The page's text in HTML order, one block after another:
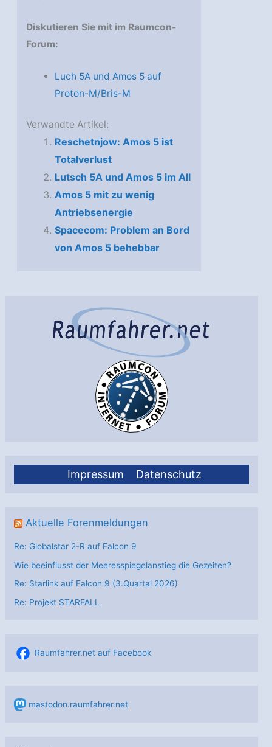
Impressum Datenschutz
Aktuelle Forenmeldungen
Re: Globalstar 2-R auf Falcon 9
Wie beeinflusst der Meeresspiegelanstieg die Gezeiten?
Re: Starlink auf Falcon 9 (3.Quartal 2026)
Re: Projekt STARFALL
Raumfahrer.net auf Facebook
mastodon.raumfahrer.net
Diskutieren Sie mit im Raumcon-
Forum:
Luch 5A und Amos 5 auf
Proton-M/Bris-M
Verwandte Artikel:
Reschetnjow: Amos 5 ist
Totalverlust
Lutsch 5A und Amos 5 im All
Amos 5 mit zu wenig
Antriebsenergie
Spacecom: Problem an Bord
von Amos 5 behebbar